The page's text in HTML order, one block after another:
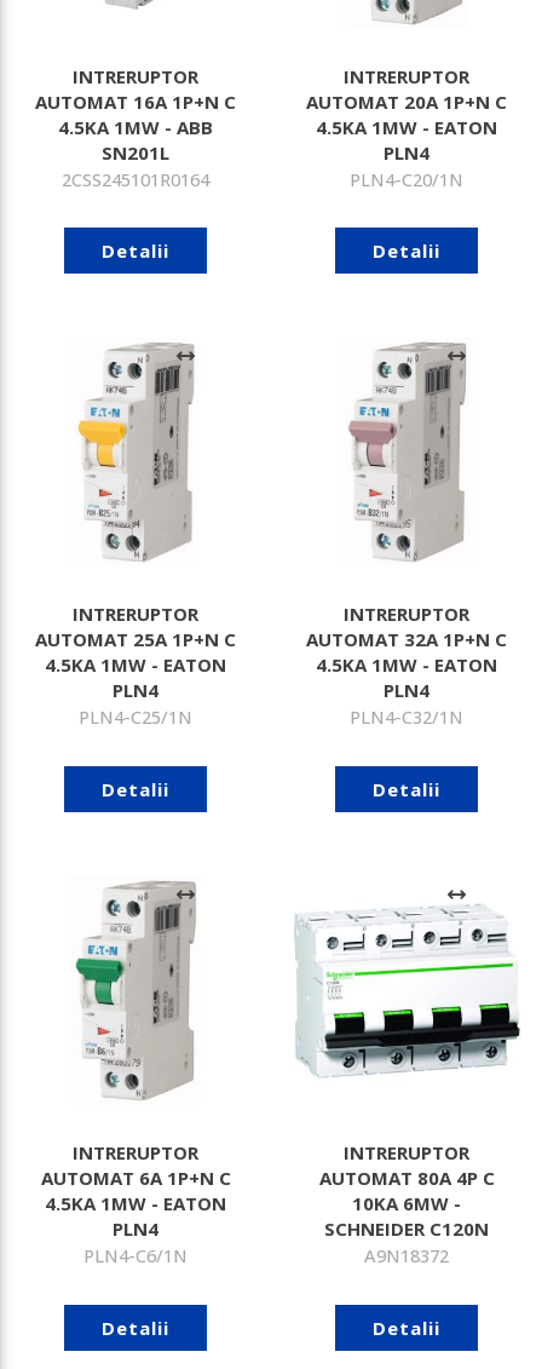
INTRERUPTOR
AUTOMAT 16A 1P+N C
4.5KA 1MW - ABB
SN201L
2CSS245101R0164
Detalii
INTRERUPTOR
AUTOMAT 20A 1P+N C
4.5KA 1MW - EATON
PLN4
PLN4-C20/1N
Detalii
INTRERUPTOR
AUTOMAT 25A 1P+N C
4.5KA 1MW - EATON
PLN4
PLN4-C25/1N
Detalii
INTRERUPTOR
AUTOMAT 32A 1P+N C
4.5KA 1MW - EATON
PLN4
PLN4-C32/1N
Detalii
INTRERUPTOR
AUTOMAT 6A 1P+N C
4.5KA 1MW - EATON
PLN4
PLN4-C6/1N
Detalii
INTRERUPTOR
AUTOMAT 80A 4P C
10KA 6MW -
SCHNEIDER C120N
A9N18372
Detalii